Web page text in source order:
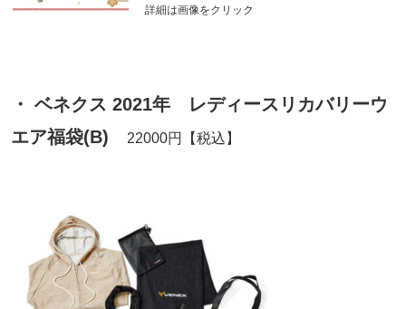
詳細は画像をクリック
・ ベネクス 2021年 レディースリカバリーウ
エア福袋(B)
22000円【税込】